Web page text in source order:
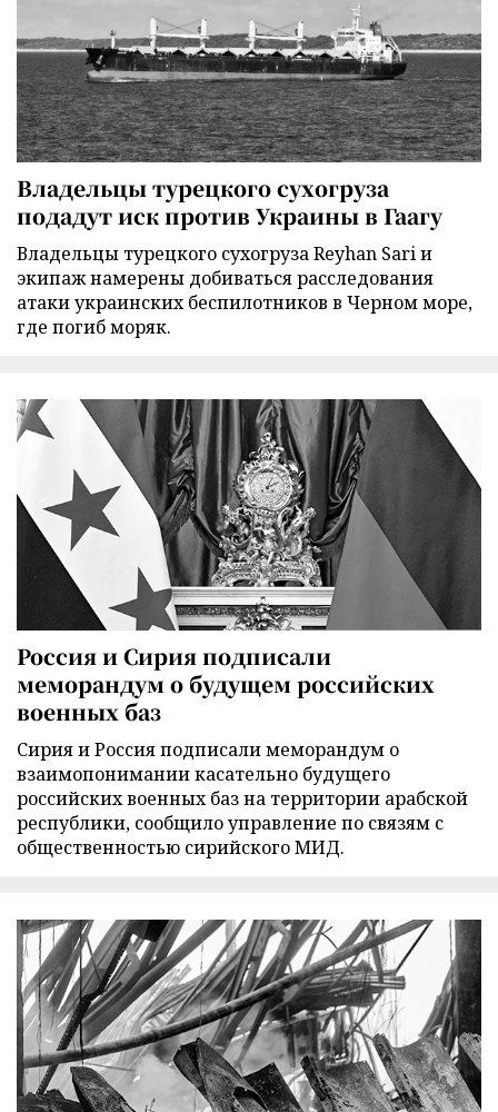
Владельцы турецкого сухогруза
подадут иск против Украины в Гаагу
Владельцы турецкого сухогруза Reyhan Sari и
экипаж намерены добиваться расследования
атаки украинских беспилотников в Черном море,
где погиб моряк.
Россия и Сирия подписали
меморандум о будущем российских
военных баз
Сирия и Россия подписали меморандум о
взаимопонимании касательно будущего
российских военных баз на территории арабской
республики, сообщило управление по связям с
общественностью сирийского МИД.